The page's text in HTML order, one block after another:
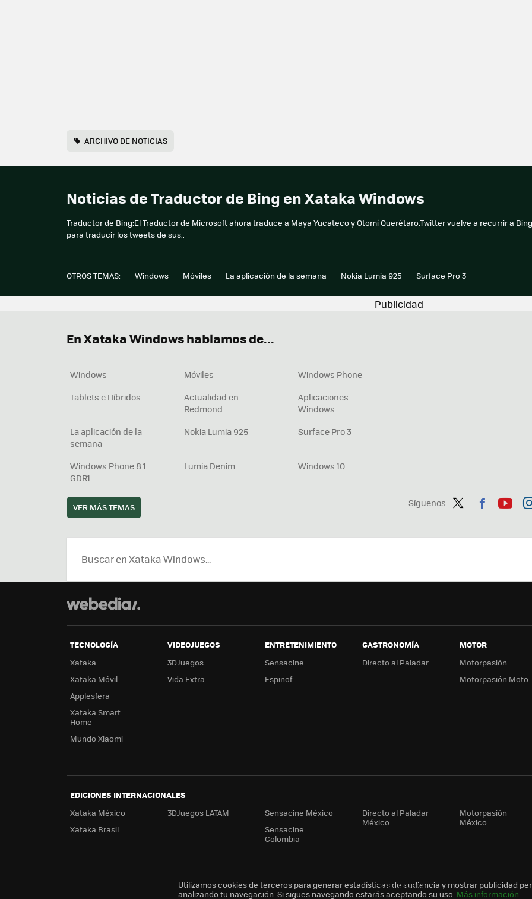
ARCHIVO DE NOTICIAS
Noticias de Traductor de Bing en Xataka Windows
Traductor de Bing:El Traductor de Microsoft ahora traduce a Maya Yucateco y Otomí Querétaro.Twitter vuelve a recurrir a Bing
para traducir los tweets de sus..
OTROS TEMAS: Windows Móviles La aplicación de la semana Nokia Lumia 925 Surface Pro 3
Síguenos
ter
ebo tub
En Xataka Windows hablamos de...
Windows Móviles
Windows Phone
Tablets e Híbridos
Actualidad en
Redmond
Aplicaciones
Windows
La aplicación de la
semana
Nokia Lumia 925 Surface Pro 3
Windows Phone 8.1
GDR1
Lumia Denim Windows 10
VER MÁS TEMAS
TECNOLOGÍA
Xataka
Xataka Móvil
Applesfera
Xataka Smart
Home
Mundo Xiaomi
VIDEOJUEGOS
3DJuegos
Vida Extra
ENTRETENIMIENTO
Sensacine
Espinof
GASTRONOMÍA
Directo al Paladar
MOTOR
Motorpasión
Motorpasión Moto
EDICIONES INTERNACIONALES
Xataka México
Xataka Brasil
3DJuegos LATAM
Sensacine México
Sensacine
Colombia
Directo al Paladar
México
Motorpasión
México
Utilizamos cookies de terceros para generar estadísticas de audiencia y mostrar publicidad
analizando tu navegación. Si sigues navegando estarás aceptando su uso. Más información